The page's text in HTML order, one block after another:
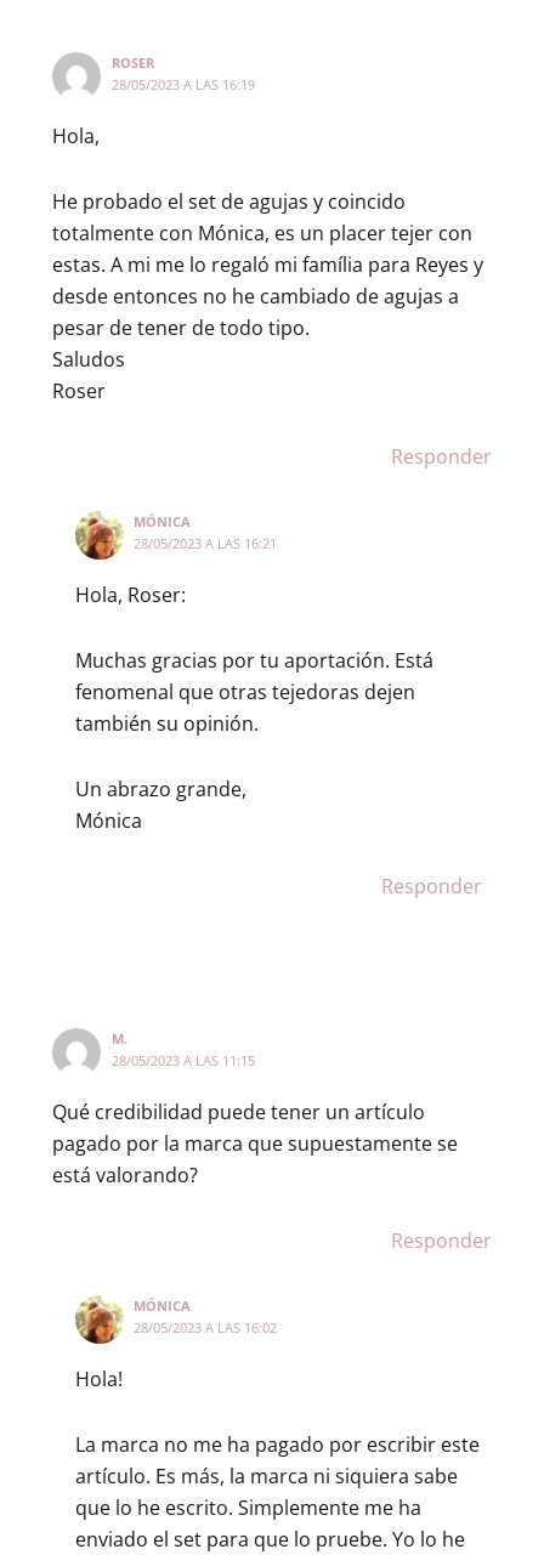
ROSER
28/05/2023 A LAS 16:19
Hola,
He probado el set de agujas y coincido
totalmente con Mónica, es un placer tejer con
estas. A mi me lo regaló mi família para Reyes y
desde entonces no he cambiado de agujas a
pesar de tener de todo tipo.
Saludos
Roser
Responder
MÓNICA
28/05/2023 A LAS 16:21
Hola, Roser:
Muchas gracias por tu aportación. Está
fenomenal que otras tejedoras dejen
también su opinión.
Un abrazo grande,
Mónica
Responder
M.
28/05/2023 A LAS 11:15
Qué credibilidad puede tener un artículo
pagado por la marca que supuestamente se
está valorando?
Responder
MÓNICA
28/05/2023 A LAS 16:02
Hola!
La marca no me ha pagado por escribir este
artículo. Es más, la marca ni siquiera sabe
que lo he escrito. Simplemente me ha
enviado el set para que lo pruebe. Yo lo he